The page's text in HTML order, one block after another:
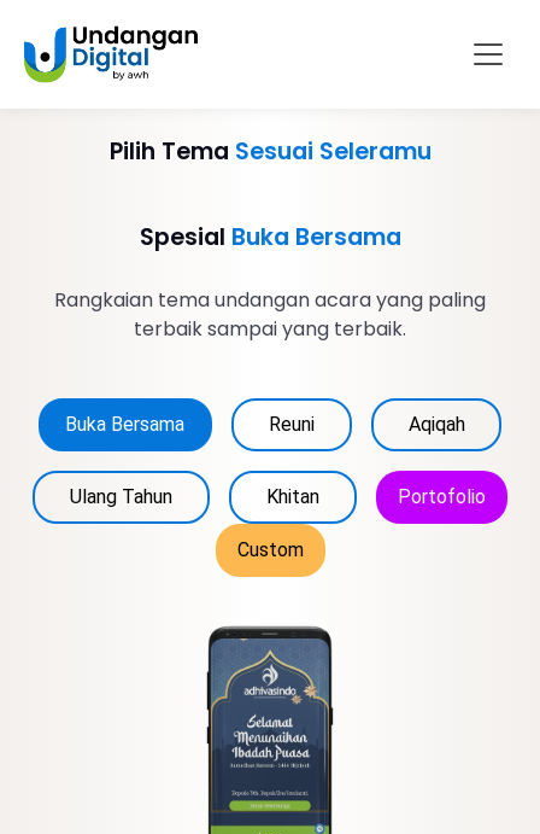
Pilih Tema Sesuai Seleramu
Spesial Buka Bersama
Rangkaian tema undangan acara yang paling
terbaik sampai yang terbaik.
Buka Bersama Reuni Aqiqah
Ulang Tahun Khitan Portofolio
Custom